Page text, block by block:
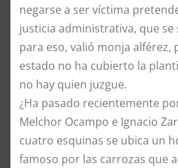
negarse a ser víctima
justicia administrativa, que
para eso, valió monja alférez,
estado no ha cubierto la
no hay quien juzgue.
¿Ha pasado recientemente
Melchor Ocampo e Ignacio
cuatro esquinas se ubica un
famoso por las carrozas que